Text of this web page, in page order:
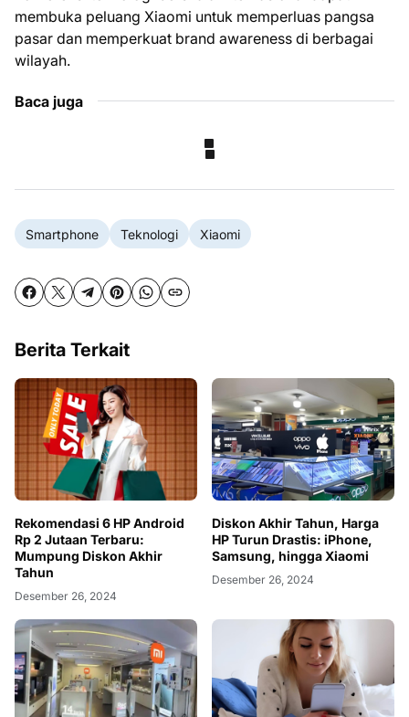
membuka peluang Xiaomi untuk memperluas pangsa
pasar dan memperkuat brand awareness di berbagai
wilayah.
Baca juga
Smartphone Teknologi Xiaomi
Berita Terkait
Rekomendasi 6 HP Android
Rp 2 Jutaan Terbaru:
Mumpung Diskon Akhir
Tahun
Desember 26, 2024
Diskon Akhir Tahun, Harga
HP Turun Drastis: iPhone,
Samsung, hingga Xiaomi
Desember 26, 2024